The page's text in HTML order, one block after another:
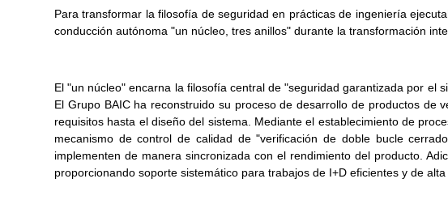
Para transformar la filosofía de seguridad en prácticas de ingeniería
conducción autónoma "un núcleo, tres anillos" durante la transformación
El "un núcleo" encarna la filosofía central de "seguridad garantizada por el
El Grupo BAIC ha reconstruido su proceso de desarrollo de productos
requisitos hasta el diseño del sistema. Mediante el establecimiento de
mecanismo de control de calidad de "verificación de doble bucle
implementen de manera sincronizada con el rendimiento del producto.
proporcionando soporte sistemático para trabajos de I+D eficientes y de alta